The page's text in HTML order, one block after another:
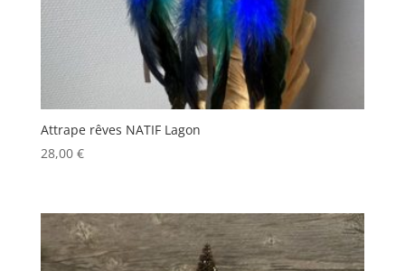
Attrape rêves NATIF Lagon
28,00 €